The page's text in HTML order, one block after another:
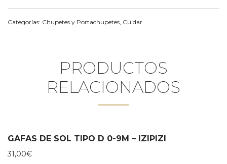
Categorías: Chupetes y Portachupetes Cuidar
PRODUCTOS
RELACIONADOS
GAFAS DE SOL TIPO D 0-9M – IZIPIZI
31,00€